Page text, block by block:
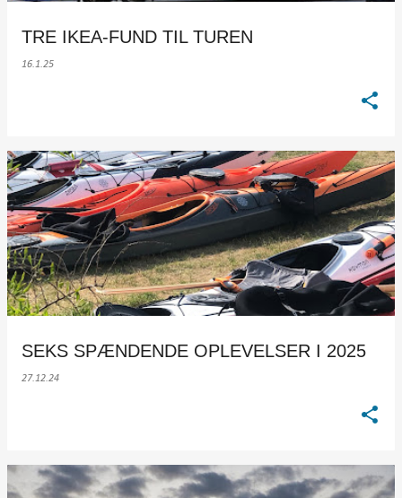
TRE IKEA-FUND TIL TUREN
16.1.25
SEKS SPÆNDENDE OPLEVELSER I 2025
27.12.24